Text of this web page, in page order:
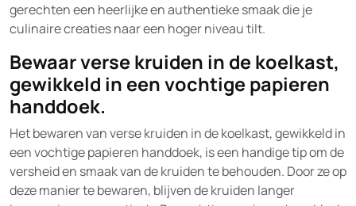
gerechten een heerlijke en authentieke smaak die je
culinaire creaties naar een hoger niveau tilt.
Bewaar verse kruiden in de koelkast,
gewikkeld in een vochtige papieren
handdoek.
Het bewaren van verse kruiden in de koelkast, gewikkeld in
een vochtige papieren handdoek, is een handige tip om de
versheid en smaak van de kruiden te behouden. Door ze op
deze manier te bewaren, blijven de kruiden langer